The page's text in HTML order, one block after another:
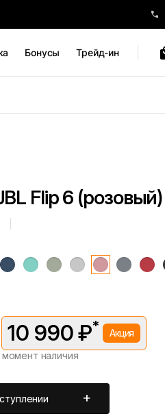
Бонусы Трейд-ин
Flip 6 (розовый)
10 990 ₽* Акция
в рамках временной акции.
наличия